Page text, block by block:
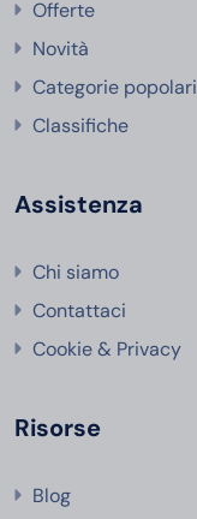
Offerte
Novità
Categorie popolari
Classifiche
Assistenza
Chi siamo
Contattaci
Cookie & Privacy
Risorse
Blog